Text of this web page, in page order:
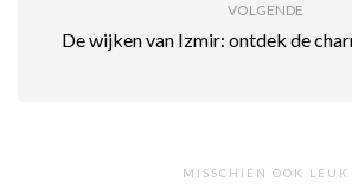
VOLGENDE
De wijken van Izmir: ontdek de
MISSCHIEN OOK LEUK